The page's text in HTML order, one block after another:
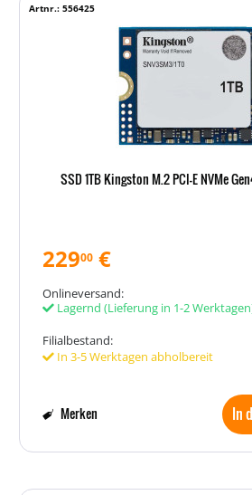
SSD 1TB Kingston M.2 PCI-E NVMe
Artnr.: 556425
22900 €
Onlineversand:
Lagernd (Lieferung in 1-2
Filialbestand:
In 3-5 Werktagen abholbereit
In
Merken